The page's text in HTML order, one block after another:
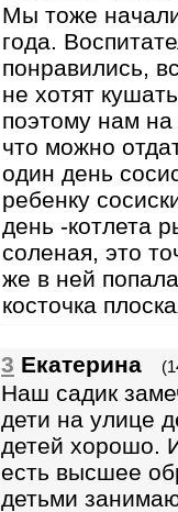
Мы тоже начали
года.
понравились,
не хотят
поэтому нам
что можно
один день
ребенку
день -котлета
соленая, это
же в ней
косточка
3 Екатерина
Наш садик
дети на улице
детей хорошо.
есть высшее
детьми